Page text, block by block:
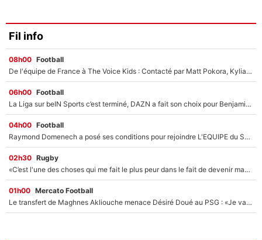
Fil info
08h00 Football
De l'équipe de France à The Voice Kids : Contacté par Matt Pokora, Kylian Mbappé a accepté de jouer un rôle inédit sur TF1 !
06h00 Football
La Liga sur beIN Sports c’est terminé, DAZN a fait son choix pour Benjamin Da Silva et Omar Da Fonseca !
04h00 Football
Raymond Domenech a posé ses conditions pour rejoindre L'EQUIPE du Soir : Il refuse de faire l'émission avec un autre chroniqueur !
02h30 Rugby
«C’est l'une des choses qui me fait le plus peur dans le fait de devenir maman» : En couple avec Antoine Dupont, Iris Mittenaere s'inquiète déjà pour ses futurs enfants !
01h00 Mercato Football
Le transfert de Maghnes Akliouche menace Désiré Doué au PSG : «Je valide à 200%»